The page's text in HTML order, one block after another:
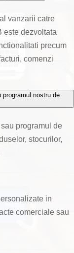
vanzarii catre
este dezvoltata
precum
comenzi
nostru de
programul de
stocurilor,
in
comerciale sau